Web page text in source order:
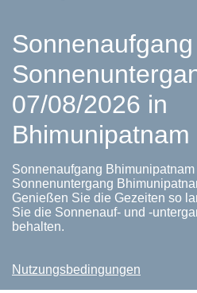
07/08/2026 in
Bhimunipatnam
Sonnenaufgang Bhimunipatnam
Sonnenuntergang
Genießen Sie die Gezeiten so
Sie die Sonnenauf- und -
behalten.
Nutzungsbedingungen